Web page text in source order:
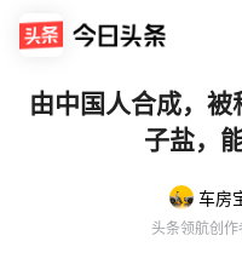
由中国人合成，
子盐，
头条领航创作